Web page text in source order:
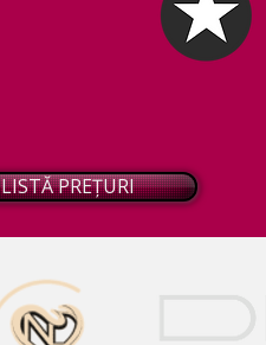
LISTĂ PREȚURI